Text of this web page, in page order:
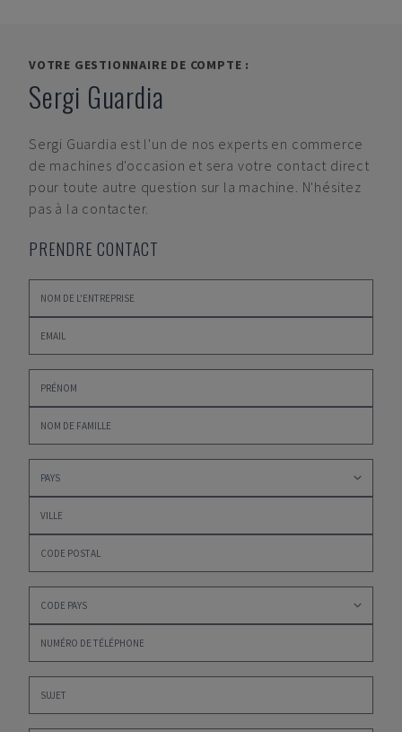
VOTRE GESTIONNAIRE DE COMPTE :
Sergi Guardia
Sergi Guardia est l'un de nos experts en commerce
de machines d'occasion et sera votre contact direct
pour toute autre question sur la machine. N'hésitez
pas à la contacter.
PRENDRE CONTACT